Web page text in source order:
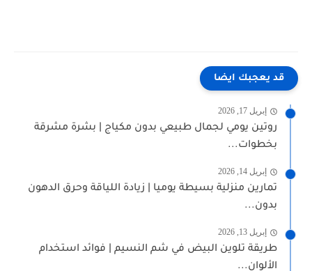
قد يعجبك ايضا
إبريل 17, 2026
روتين يومي لجمال طبيعي بدون مكياج | بشرة مشرقة
بخطوات...
إبريل 14, 2026
تمارين منزلية بسيطة يوميا | زيادة اللياقة وحرق الدهون
بدون...
إبريل 13, 2026
طريقة تلوين البيض في شم النسيم | فوائد استخدام
الألوان...